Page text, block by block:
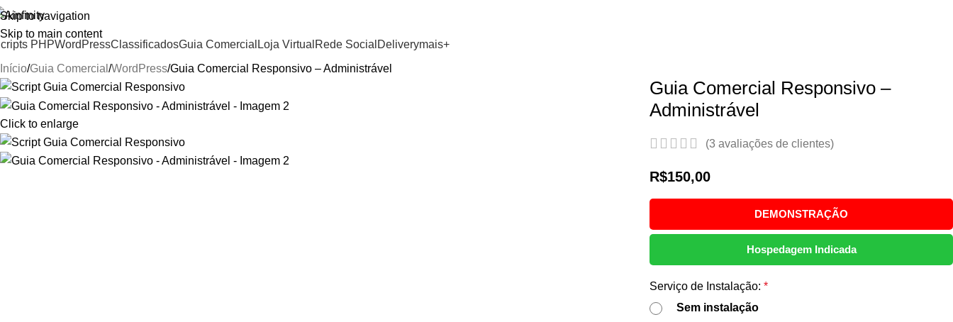
Skip to navigation
Skip to main content
PHPWordPressClassificadosGuia Comercial Loja Virtual Rede Social Deliverymais+
Início Guia Comercial WordPress Guia Comercial Responsivo – Administrável
Click to enlarge
Guia Comercial Responsivo –
Administrável
(3 avaliações de clientes)
R$150,00
DEMONSTRAÇÃO
Hospedagem Indicada
Serviço de Instalação: *
Sem instalação